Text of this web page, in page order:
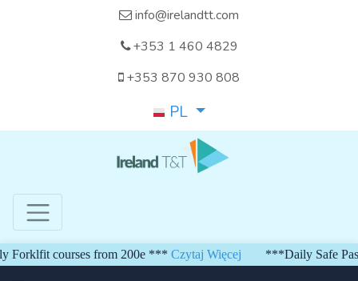
info@irelandtt.com
+353 1 460 4829
+353 870 930 808
PL
courses from 200e *** Czytaj Więcej ***Daily Safe Pass